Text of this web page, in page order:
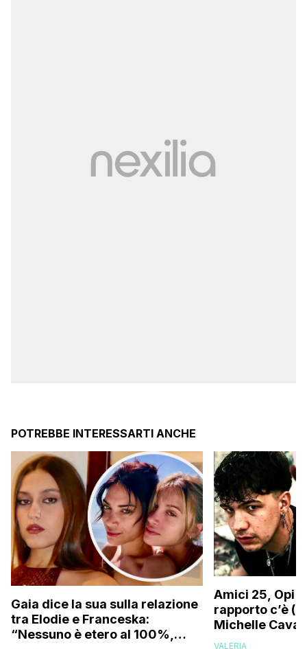
POTREBBE INTERESSARTI ANCHE
Gaia dice la sua sulla relazione
tra Elodie e Franceska:
“Nessuno è etero al 100%,
Amici 25, Opi
rapporto c’è
Michelle
VALERIA